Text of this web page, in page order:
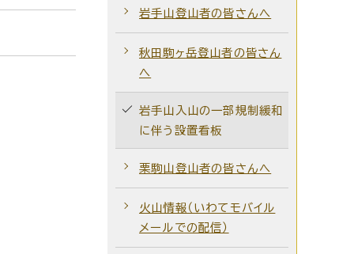
岩手山登山者の皆さんへ
秋田駒ヶ岳登山者の皆さん
へ
岩手山入山の一部規制緩和
に伴う設置看板
栗駒山登山者の皆さんへ
火山情報（いわてモバイル
メールでの配信）